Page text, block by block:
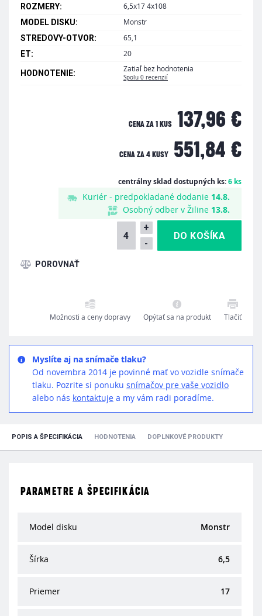
ROZMERY: 6,5x17 4x108
MODEL DISKU: Monstr
STREDOVY-OTVOR: 65,1
ET: 20
HODNOTENIE: Zatiaľ bez hodnotenia
Spolu 0 recenzií
CENA ZA 1 KUS 137,96 €
CENA ZA 4 KUSY 551,84 €
centrálny sklad dostupných ks:6 ks
Kuriér - predpokladané dodanie 14.8.
Osobný odber v Žiline 13.8.
+
-
Možnosti a ceny dopravy Opýtať sa na produkt Tlačiť
Myslíte aj na snímače tlaku?
Od novembra 2014 je povinné mať vo vozidle snímače
tlaku. Pozrite si ponuku snímačov pre vaše vozidlo
alebo nás kontaktuje a my vám radi poradíme.
POPIS A ŠPECIFIKÁCIA HODNOTENIA DOPLNKOVÉ PRODUKTY
PARAMETRE A ŠPECIFIKÁCIA
Model disku Monstr
Šírka 6,5
Priemer 17